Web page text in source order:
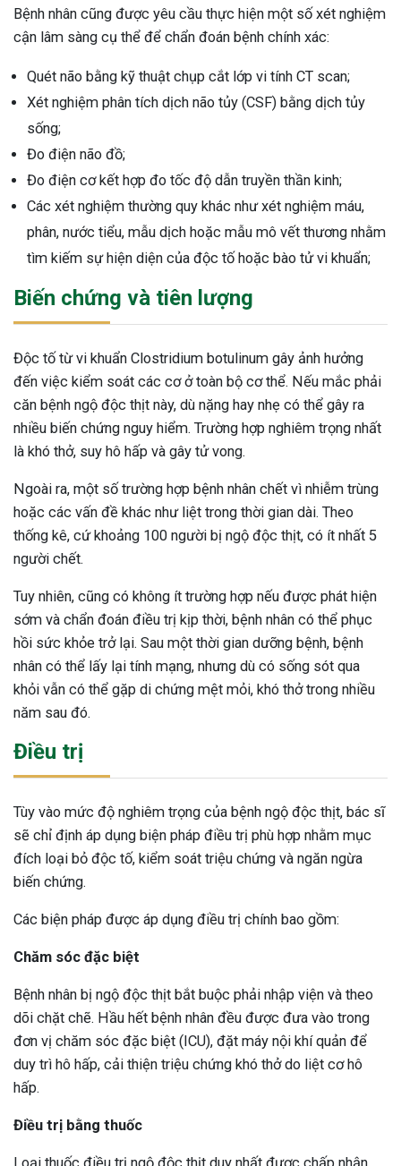
Bệnh nhân cũng được yêu cầu thực hiện một số xét nghiệm
cận lâm sàng cụ thể để chẩn đoán bệnh chính xác:
Quét não bằng kỹ thuật chụp cắt lớp vi tính CT scan;
Xét nghiệm phân tích dịch não tủy (CSF) bằng dịch tủy
sống;
Đo điện não đồ;
Đo điện cơ kết hợp đo tốc độ dẫn truyền thần kinh;
Các xét nghiệm thường quy khác như xét nghiệm máu,
phân, nước tiểu, mẫu dịch hoặc mẫu mô vết thương nhằm
tìm kiếm sự hiện diện của độc tố hoặc bào tử vi khuẩn;
Biến chứng và tiên lượng
Độc tố từ vi khuẩn Clostridium botulinum gây ảnh hưởng
đến việc kiểm soát các cơ ở toàn bộ cơ thể. Nếu mắc phải
căn bệnh ngộ độc thịt này, dù nặng hay nhẹ có thể gây ra
nhiều biến chứng nguy hiểm. Trường hợp nghiêm trọng nhất
là khó thở, suy hô hấp và gây tử vong.
Ngoài ra, một số trường hợp bệnh nhân chết vì nhiễm trùng
hoặc các vấn đề khác như liệt trong thời gian dài. Theo
thống kê, cứ khoảng 100 người bị ngộ độc thịt, có ít nhất 5
người chết.
Tuy nhiên, cũng có không ít trường hợp nếu được phát hiện
sớm và chẩn đoán điều trị kịp thời, bệnh nhân có thể phục
hồi sức khỏe trở lại. Sau một thời gian dưỡng bệnh, bệnh
nhân có thể lấy lại tính mạng, nhưng dù có sống sót qua
khỏi vẫn có thể gặp di chứng mệt mỏi, khó thở trong nhiều
năm sau đó.
Điều trị
Tùy vào mức độ nghiêm trọng của bệnh ngộ độc thịt, bác sĩ
sẽ chỉ định áp dụng biện pháp điều trị phù hợp nhằm mục
đích loại bỏ độc tố, kiểm soát triệu chứng và ngăn ngừa
biến chứng.
Các biện pháp được áp dụng điều trị chính bao gồm:
Chăm sóc đặc biệt
Bệnh nhân bị ngộ độc thịt bắt buộc phải nhập viện và theo
dõi chặt chẽ. Hầu hết bệnh nhân đều được đưa vào trong
đơn vị chăm sóc đặc biệt (ICU), đặt máy nội khí quản để
duy trì hô hấp, cải thiện triệu chứng khó thở do liệt cơ hô
hấp.
Điều trị bằng thuốc